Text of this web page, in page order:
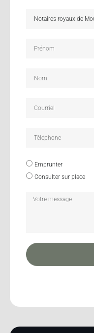
Emprunter
Consulter sur place